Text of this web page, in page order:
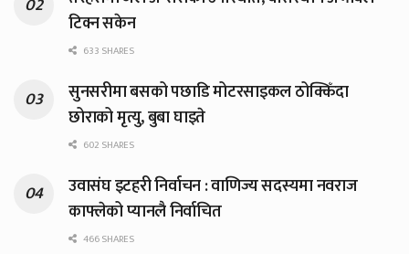
टिक्न सकेन
633 SHARES
सुनसरीमा बसको पछाडि मोटरसाइकल ठोक्किँदा
छोराको मृत्यु, बुबा घाइते
602 SHARES
उवासंघ इटहरी निर्वाचन : वाणिज्य सदस्यमा नवराज
काफ्लेको प्यानलै निर्वाचित
466 SHARES